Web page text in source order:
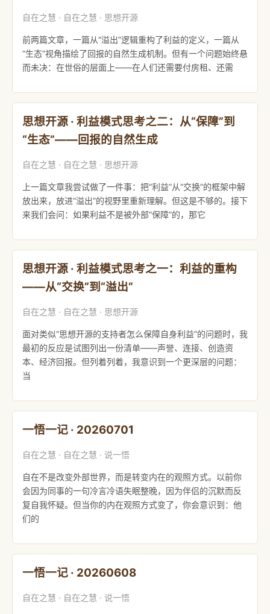
自在之慧 · 自在之慧 · 思想开源
前两篇文章，一篇从“溢出”逻辑重构了利益的定义，一篇从
“生态”视角描绘了回报的自然生成机制。但有一个问题始终悬
而未决：在世俗的层面上——在人们还需要付房租、还需
思想开源 · 利益模式思考之二：从“保障”到
“生态”——回报的自然生成
自在之慧 · 自在之慧 · 思想开源
上一篇文章我尝试做了一件事：把“利益”从“交换”的框架中解
放出来，放进“溢出”的视野里重新理解。但这是不够的。接下
来我们会问：如果利益不是被外部“保障”的，那它
思想开源 · 利益模式思考之一：利益的重构
——从“交换”到“溢出”
自在之慧 · 自在之慧 · 思想开源
面对类似“思想开源的支持者怎么保障自身利益”的问题时，我
最初的反应是试图列出一份清单——声誉、连接、创造资
本、经济回报。但列着列着，我意识到一个更深层的问题：
当
一悟一记 · 20260701
自在之慧 · 自在之慧 · 说一悟
自在不是改变外部世界，而是转变内在的观照方式。以前你
会因为同事的一句冷言冷语失眠整晚，因为伴侣的沉默而反
复自我怀疑。但当你的内在观照方式变了，你会意识到：他
们的
一悟一记 · 20260608
自在之慧 · 自在之慧 · 说一悟